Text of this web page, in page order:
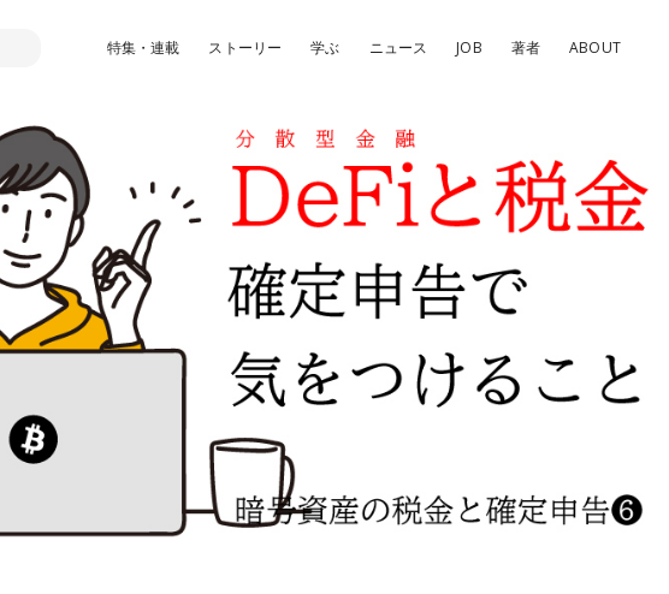
特集・連載 ストーリー 学ぶ ニュース JOB 著者 ABOUT